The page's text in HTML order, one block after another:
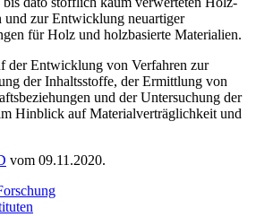
und zur Entwicklung neuartiger
für Holz und holzbasierte Materialien.
der Entwicklung von Verfahren zur
der Inhaltsstoffe, der Ermittlung von
und der Untersuchung der
Hinblick auf Materialverträglichkeit und
vom 09.11.2020.